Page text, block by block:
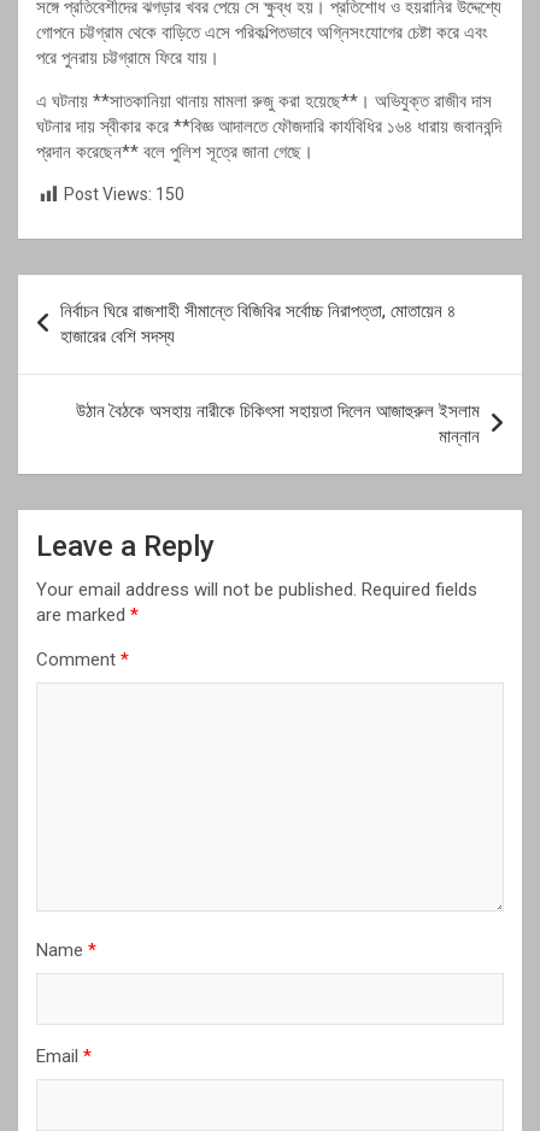
সঙ্গে প্রতিবেশীদের ঝগড়ার খবর পেয়ে সে ক্ষুব্ধ হয়। প্রতিশোধ ও হয়রানির উদ্দেশ্যে
গোপনে চট্টগ্রাম থেকে বাড়িতে এসে পরিকল্পিতভাবে অগ্নিসংযোগের চেষ্টা করে এবং
পরে পুনরায় চট্টগ্রামে ফিরে যায়।
এ ঘটনায় **সাতকানিয়া থানায় মামলা রুজু করা হয়েছে**। অভিযুক্ত রাজীব দাস
ঘটনার দায় স্বীকার করে **বিজ্ঞ আদালতে ফৌজদারি কার্যবিধির ১৬৪ ধারায় জবানবন্দি
প্রদান করেছেন** বলে পুলিশ সূত্রে জানা গেছে।
Post Views: 150
navigation
নির্বাচন ঘিরে রাজশাহী সীমান্তে বিজিবির সর্বোচ্চ নিরাপত্তা, মোতায়েন ৪
হাজারের বেশি সদস্য
উঠান বৈঠকে অসহায় নারীকে চিকিৎসা সহায়তা দিলেন আজাহুরুল ইসলাম
মান্নান
Leave a Reply
Your email address will not be published. Required fields
are marked *
Comment *
Name *
Email *